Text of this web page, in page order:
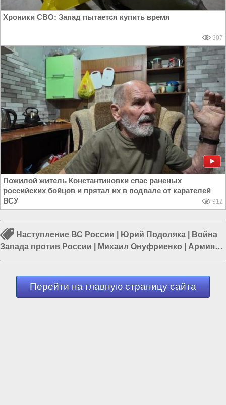
Хроники СВО: Запад пытается купить время
907
Пожилой житель Константиновки спас раненых
российских бойцов и прятал их в подвале от карателей
ВСУ
912
Наступление ВС России Юрий Подоляка
Война
Запада против России
Михаил Онуфриенко
Армия
России|Армия Украины|Война в Новороссии
Перейти на главную страницу сайта